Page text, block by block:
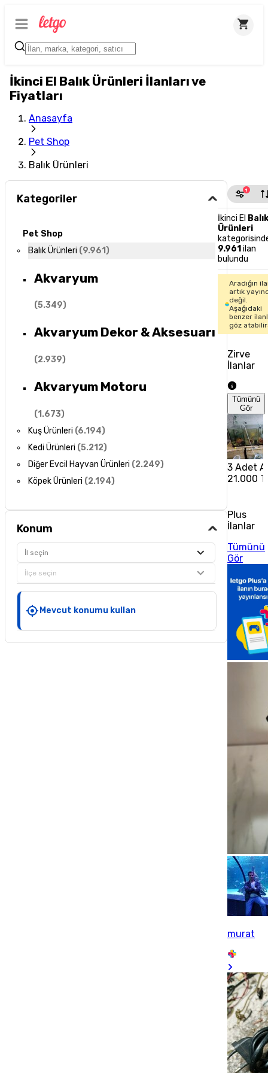
İkinci El Balık Ürünleri İlanları ve
Fiyatları
Anasayfa
Pet Shop
Balık Ürünleri
Kategoriler
Pet Shop
Balık Ürünleri (9.961)
Akvaryum
(5.349)
Akvaryum Dekor & Aksesuarı
(2.939)
Akvaryum Motoru
(1.673)
Kuş Ürünleri (6.194)
Kedi Ürünleri (5.212)
Diğer Evcil Hayvan Ürünleri (2.249)
Köpek Ürünleri (2.194)
Konum
İl seçin
İlçe seçin
Mevcut konumu kullan
1
İkinci El
Ürünleri
9.961 ilan
bulundu
Aradığın
artık
değil.
Aşağıdaki
benzer
göz
Zirve
İlanlar
Tümünü
Gör
3 Adet
21.000
Plus
İlanlar
Tümünü
Gör
murat